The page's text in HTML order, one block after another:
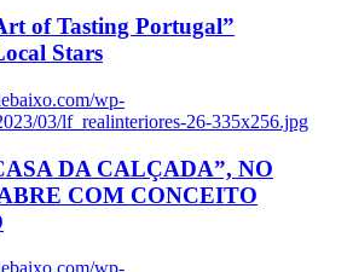
of Tasting Portugal”
Stars
wp-
03/lf_realinteriores-26-335x256.jpg
DA CALÇADA”, NO
COM CONCEITO